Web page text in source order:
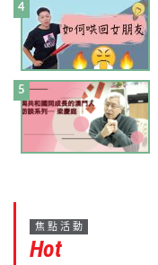
焦點活動
Hot